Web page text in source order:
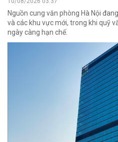
Nguồn cung văn phòng Hà Nội
và các khu vực mới, trong khi quỹ
ngày càng hạn chế.